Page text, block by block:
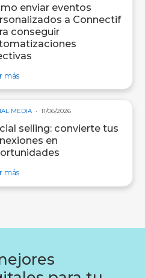
enviar eventos
a Connectif
conseguir
mássobre entrada Cómo enviar
MEDIA 11/06/2026
selling: convierte tus
en
mássobre entrada Social selling: